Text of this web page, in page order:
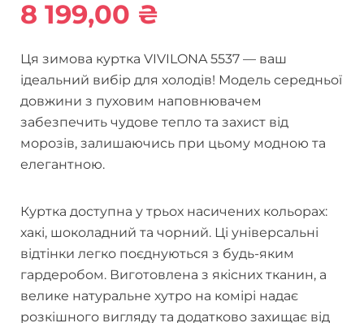
8 199,00 ₴
Ця зимова куртка VIVILONA 5537 — ваш
ідеальний вибір для холодів! Модель середньої
довжини з пуховим наповнювачем
забезпечить чудове тепло та захист від
морозів, залишаючись при цьому модною та
елегантною.
Куртка доступна у трьох насичених кольорах:
хакі, шоколадний та чорний. Ці універсальні
відтінки легко поєднуються з будь-яким
гардеробом. Виготовлена з якісних тканин, а
велике натуральне хутро на комірі надає
розкішного вигляду та додатково захищає від